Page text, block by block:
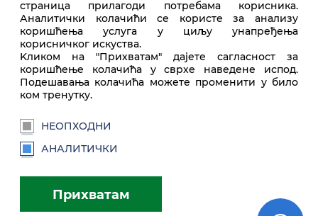
Врх стране
euprava.gov.rs
страница прилагоди потребама корисника.
Аналитички колачићи се користе за анализу
коришћења услуга у циљу унапређења
корисничког искуства.
Kликом на "Прихватам" дајете сагласност за
коришћење колачића у сврхе наведене испод.
Подешавања колачића можете променити у било
ком тренутку.
НЕОПХОДНИ
АНАЛИТИЧКИ
Прихватам